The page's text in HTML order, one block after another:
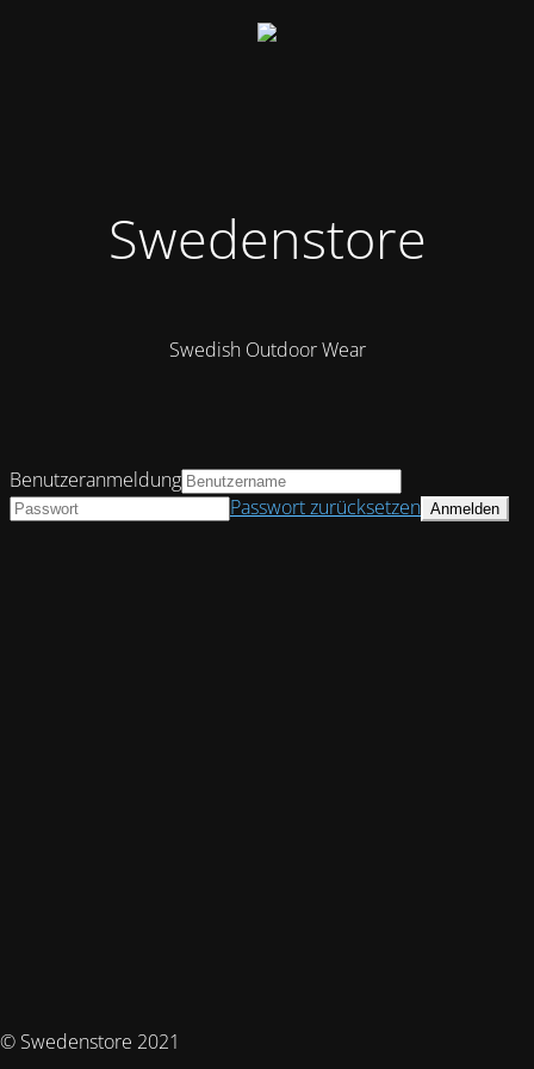
Swedenstore
Swedish Outdoor Wear
© Swedenstore 2021
Benutzeranmeldung
Passwort zurücksetzen